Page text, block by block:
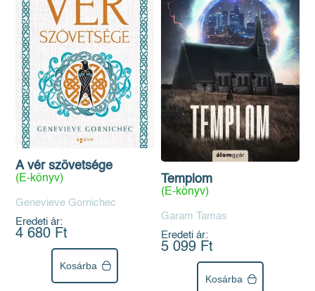
A vér szövetsége
(E-könyv)
Genevieve Gornichec
Eredeti ár:
4 680 Ft
Kosárba
Templom
(E-könyv)
Garam Tamas
Eredeti ár:
5 099 Ft
Kosárba